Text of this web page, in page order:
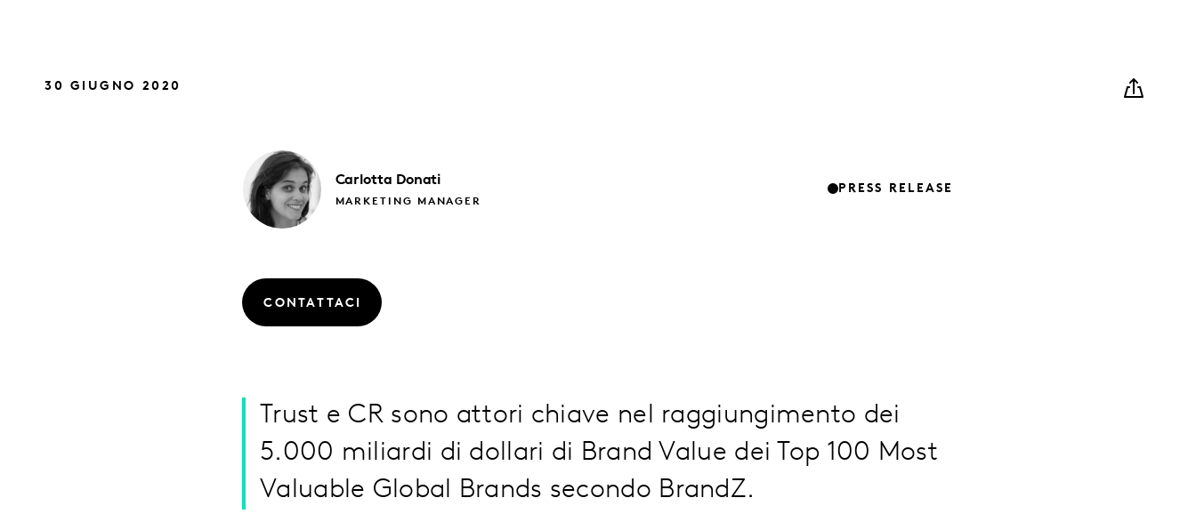
30 GIUGNO 2020
Carlotta Donati
MARKETING MANAGER
PRESS RELEASE
CONTATTACI
Trust e CR sono attori chiave nel raggiungimento dei
5.000 miliardi di dollari di Brand Value dei Top 100 Most
Valuable Global Brands secondo BrandZ.